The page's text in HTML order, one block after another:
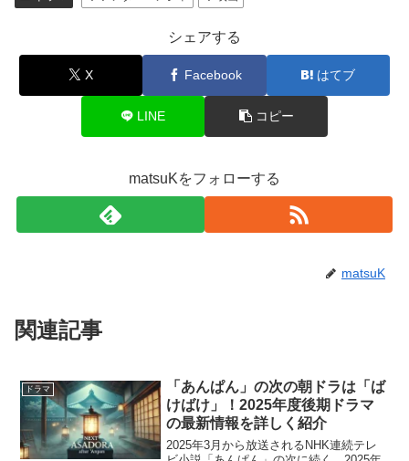
シェアする
X Facebook はてブ
LINE コピー
matsuKをフォローする
matsuK
関連記事
ドラマ
「あんぱん」の次の朝ドラは「ば
けばけ」！2025年度後期ドラマ
の最新情報を詳しく紹介
2025年3月から放送されるNHK連続テレ